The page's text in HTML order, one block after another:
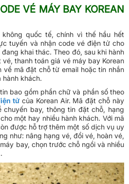
VÉ MÁY BAY KOREAN
quốc tế, chính vì thế hầu hết
tuyến và nhận code vé điện tử cho
khai thác. Theo đó, sau khi hành
thanh toán giá vé máy bay Korean
về mã đặt chỗ từ email hoặc tin nhắn
hành khách.
bao gồm phần chữ và phần số theo
tử của Korean Air. Mã đặt chỗ này
bay, thông tin đặt chỗ, hạng
một hay nhiều hành khách. Với mã
được hỗ trợ thêm một số dịch vụ uy
như: nâng hạng vé, đổi vé, hoàn vé,
bay, chọn trước chỗ ngồi và nhiều